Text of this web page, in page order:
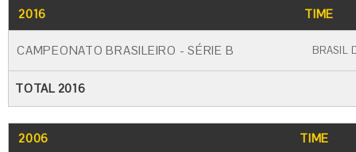
2016 TIME
CAMPEONATO BRASILEIRO - SÉRIE B BRASIL
TOTAL 2016
2006 TIME